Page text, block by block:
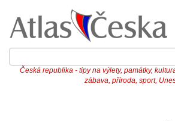
Česká republika - tipy na výlety, památky,
zábava, příroda, sport,